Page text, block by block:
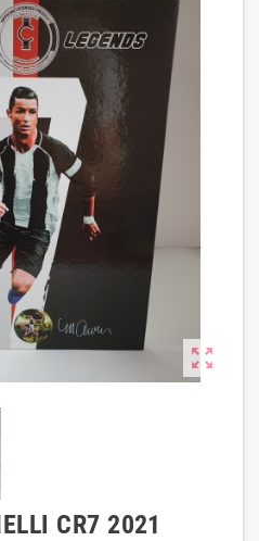
zoom_out_map
CR7 2021